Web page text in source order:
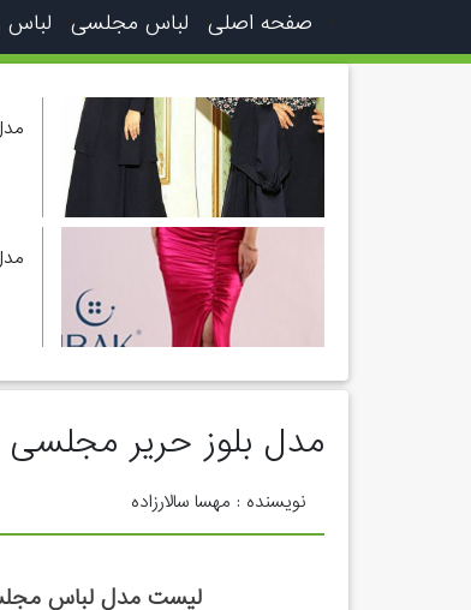
صفحه اصلی لباس مجلسی لباس
مدل بلوز حریر
نویسنده : مهسا سالارزاده
لیست مدل لباس